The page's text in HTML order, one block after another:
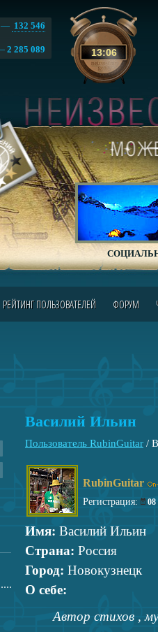
13:06
— 132 546
2 285 089
РЕЙТИНГ ПОЛЬЗОВАТЕЛЕЙ ФОРУМ
Василий Ильин
Пользователь RubinGuitar /
RubinGuitar
Регистрация: 08
Имя: Василий Ильин
Страна: Россия
Город: Новокузнецк
О себе:
Автор стихов ,